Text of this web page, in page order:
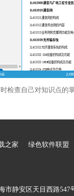
查自己对知识点的
之家 绿色软件联盟
市静安区天目西路547